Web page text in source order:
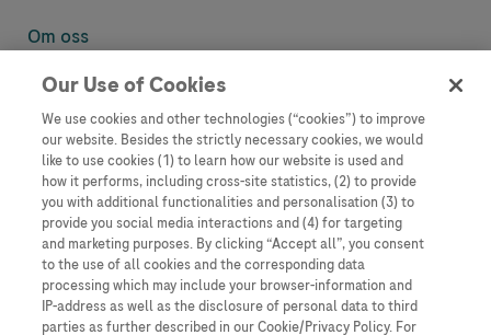
Om oss
Denne nettsiden inneholder informasjon som er målsatt til en stor
informasjon som ellers ikke er tilgjengelig eller gyldig i ditt land.
Vennligst vær oppmerksom på at vi ikke tar noe ansvar for tilgang til
informasjon som muligens ikke er i samsvar med noen gyldig juridisk
prosess, regulering, registrering eller bruk i bostedslandet ditt.
Roche har ikke alltid mulighet til å kvalitetssikre andres innlegg, men
vil fjerne villedende eller upassende innlegg så langt det lar seg gjøre.
Vi har ikke ansvar for innhold på eksterne nettsider som det lenkes til.
Kopiering av materiale fra dette nettstedet for bruk annet sted er ikke
tillatt uten avtale. Nettstedet selger plass til annonsører, og slikt
Our Use of Cookies
We use cookies and other technologies (“cookies”) to improve
our website. Besides the strictly necessary cookies, we would
like to use cookies (1) to learn how our website is used and
how it performs, including cross-site statistics, (2) to provide
you with additional functionalities and personalisation (3) to
provide you social media interactions and (4) for targeting
and marketing purposes. By clicking “Accept all”, you consent
to the use of all cookies and the corresponding data
processing which may include your browser-information and
IP-address as well as the disclosure of personal data to third
parties as further described in our Cookie/Privacy Policy. For